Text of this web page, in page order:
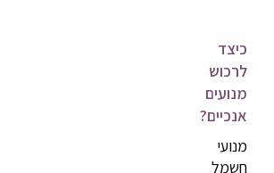
כיצד
לרכוש
מנועים
אנכיים?
מנועי
חשמל